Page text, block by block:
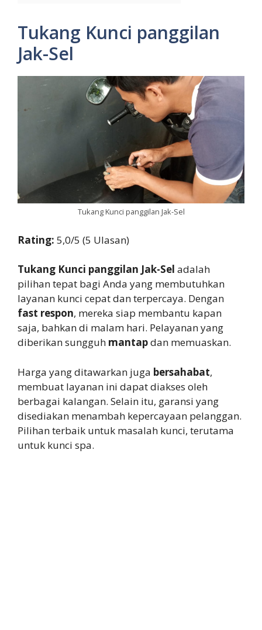
Tukang Kunci panggilan
Jak-Sel
Tukang Kunci panggilan Jak-Sel
Rating: 5,0/5 (5 Ulasan)
Tukang Kunci panggilan Jak-Sel adalah
pilihan tepat bagi Anda yang membutuhkan
layanan kunci cepat dan terpercaya. Dengan
fast respon, mereka siap membantu kapan
saja, bahkan di malam hari. Pelayanan yang
diberikan sungguh mantapdan memuaskan.
Harga yang ditawarkan juga bersahabat,
membuat layanan ini dapat diakses oleh
berbagai kalangan. Selain itu, garansi yang
disediakan menambah kepercayaan pelanggan.
Pilihan terbaik untuk masalah kunci, terutama
untuk kunci spa.